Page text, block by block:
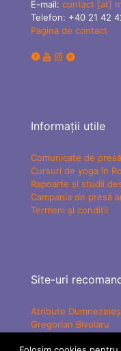
E-mail: contact [at]
Telefon: +40 21 42
Pagina de contact
Informații utile
Comunicate de presă
Cursuri de yoga în
Rapoarte și studii
Campania de presă
Termeni și condiții
Site-uri
Atribute
Gregorian Bivolaru